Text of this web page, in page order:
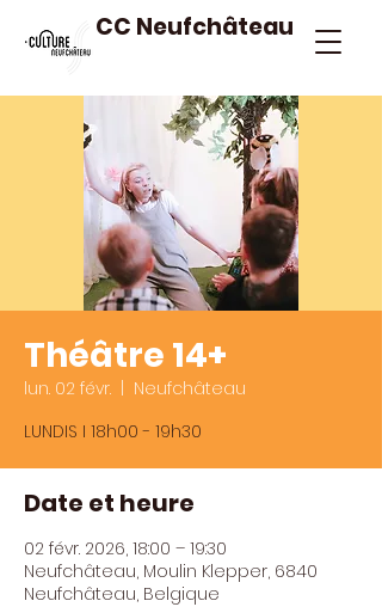
CC Neufchâteau
Théâtre 14+
lun. 02 févr.
Neufchâteau
LUNDIS I 18h00 - 19h30
Date et heure
02 févr. 2026, 18:00 – 19:30
Neufchâteau, Moulin Klepper, 6840
Neufchâteau, Belgique